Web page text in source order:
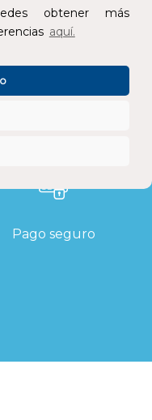
obtener más
aquí.
Pago seguro